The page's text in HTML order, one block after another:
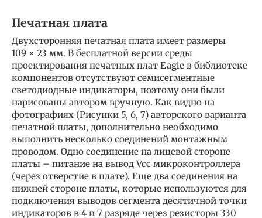
Печатная плата
Двухсторонняя печатная плата имеет размеры
109 × 23 мм. В бесплатной версии среды
проектирования печатных плат Eagle в библиотеке
компонентов отсутствуют семисегментные
светодиодные индикаторы, поэтому они были
нарисованы автором вручную. Как видно на
фотографиях (Рисунки 5, 6, 7) авторского варианта
печатной платы, дополнительно необходимо
выполнить несколько соединений монтажным
проводом. Одно соединение на лицевой стороне
платы – питание на вывод Vcc микроконтроллера
(через отверстие в плате). Еще два соединения на
нижней стороне платы, которые используются для
подключения выводов сегмента десятичной точки
индикаторов в 4 и 7 разряде через резисторы 330